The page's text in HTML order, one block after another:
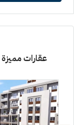
عقارات مميزة